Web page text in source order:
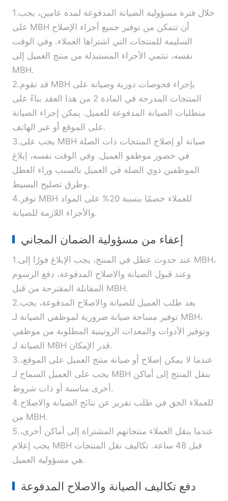
1.خلال فترة مسؤولية الصيانة المدفوعة لمدة عامين، يجب
على MBH أن تتمكن من توفير جميع أجزاء الإصلاح
السليمة للمنتجات التي اشتراها العملاء. وفي الوقت
نفسه، تنتمي الأجزاء المستبدلة من منتج العميل إلى
MBH.
2.قد تقوم MBH بإجراء فحوصات دورية وصيانة على
المنتجات المدرجة في المادة 2 من هذا العقد بناءً على
متطلبات الصيانة المدفوعة للعميل. يمكن إجراء الصيانة
على الموقع أو عبر الهاتف.
3.يجب على MBH صيانة أو إصلاح المنتجات ذات الصلة
في حضور موظفو العميل. وفي الوقت نفسه، إبلاغ
الموظفين ذوي الصلة في العميل بالسبب وراء العطل
وطرق تصليح البسيط.
4.توفر MBH للعملاء خصمًا بنسبة 20% على المواد
والأجزاء اللازمة للصيانة.
إعفاء من مسؤولية الضمان المجاني
1.عند حدوث عطل في المنتج، يجب الإبلاغ فورًا إلى MBH،
وعند قبول الصيانة والاصلاح المدفوعة، دفع الرسوم
المقابلة المقترحة من قبل MBH.
2.بعد طلب العميل للصيانة والاصلاح المدفوعة، يجب
توفير مساحة صيانة ضرورية لموظفي الصيانة لـ MBH،
وتوفير الأدوات والمعدات الروتينية المطلوبة من موظفي
الصيانة لـ MBH قدر الإمكان.
3.عندما لا يمكن إصلاح أو صيانة منتج العميل على الموقع،
يجب على العميل السماح لـ MBH بنقل المنتج إلى أماكن
أخرى مناسبة أو ذات شروط.
4.للعملاء الحق في طلب تقرير عن نتائج الصيانة والاصلاح
من MBH.
5.عندما ينقل العملاء منتجاتهم المشتراة إلى أماكن أخرى،
يجب إعلام MBH قبل 48 ساعة. تكاليف نقل المنتجات
هي مسؤولية العميل.
دفع تكاليف الصيانة والاصلاح المدفوعة